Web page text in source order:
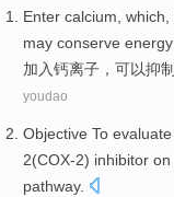
Enter calcium , which,
may conserve energy
加入钙离子 ， 可以抑制
youdao
Objective To evaluate
2(COX-2) inhibitor on
pathway.